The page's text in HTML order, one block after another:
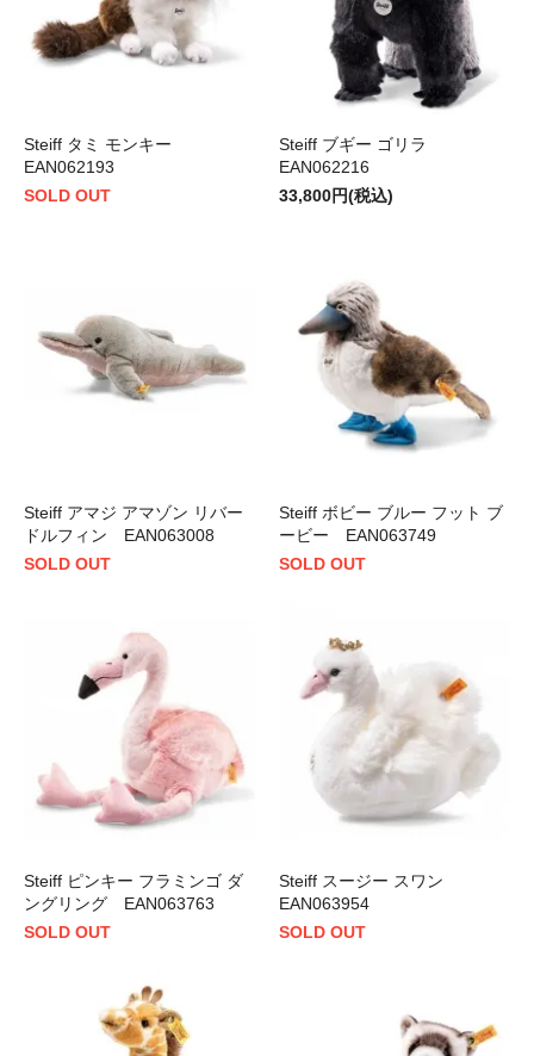
Steiff タミ モンキー
EAN062193
SOLD OUT
Steiff ブギー ゴリラ
EAN062216
33,800円(税込)
Steiff アマジ アマゾン リバー
ドルフィン EAN063008
SOLD OUT
Steiff ボビー ブルー フット ブ
ービー EAN063749
SOLD OUT
Steiff ピンキー フラミンゴ ダ
ングリング EAN063763
SOLD OUT
Steiff スージー スワン
EAN063954
SOLD OUT